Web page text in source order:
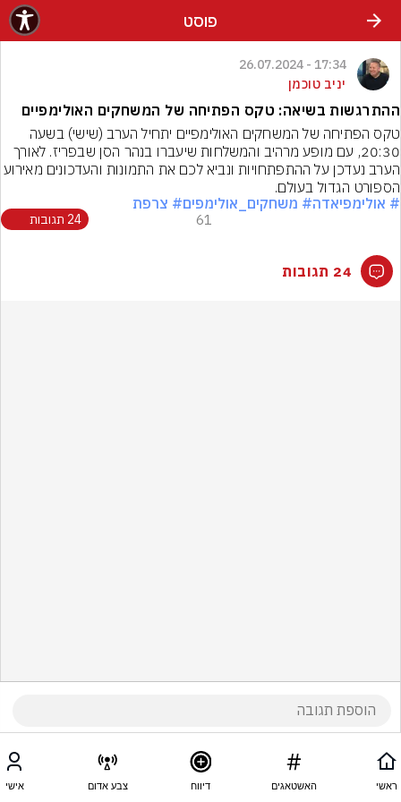
פוסט
17:34 - 26.07.2024
יניב טוכמן
ההתרגשות בשיאה: טקס הפתיחה של המשחקים האולימפיים
20:30, עם מופע מרהיב והמשלחות שיעברו בנהר הסן שבפריז. לאורך
הספורט הגדול בעולם.
# אולימפיאדה# משחקים_אולימפים# צרפת
61 24 תגובות
24 תגובות
ראשי האשטאגים דיווח צבע אדום אישי